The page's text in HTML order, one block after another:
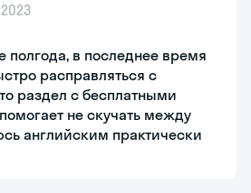
полгода, в последнее время
расправляться с
раздел с бесплатными
не скучать между
английским практически